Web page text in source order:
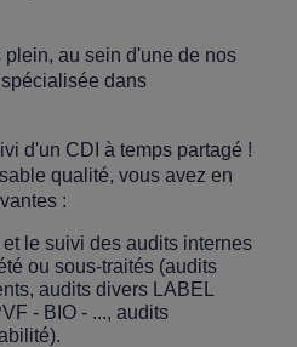
plein, au sein d'une de nos
dans
d'un CDI à temps partagé !
qualité, vous avez en
:
le suivi des audits internes
ou sous-traités (audits
audits divers LABEL
- BIO - ..., audits